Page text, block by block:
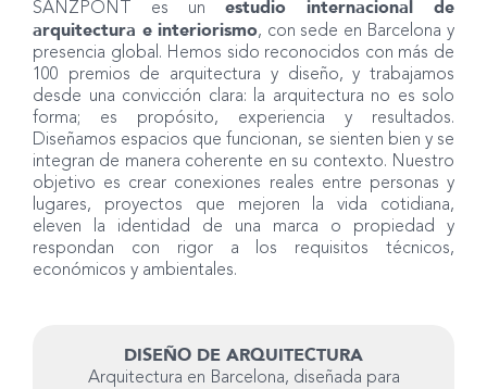
SANZPONT es un estudio internacional de
arquitectura e interiorismo, con sede en Barcelona y
presencia global. Hemos sido reconocidos con más de
100 premios de arquitectura y diseño, y trabajamos
desde una convicción clara: la arquitectura no es solo
forma; es propósito, experiencia y resultados.
Diseñamos espacios que funcionan, se sienten bien y se
integran de manera coherente en su contexto. Nuestro
objetivo es crear conexiones reales entre personas y
lugares, proyectos que mejoren la vida cotidiana,
eleven la identidad de una marca o propiedad y
respondan con rigor a los requisitos técnicos,
económicos y ambientales.
DISEÑO DE ARQUITECTURA
Arquitectura en Barcelona, diseñada para